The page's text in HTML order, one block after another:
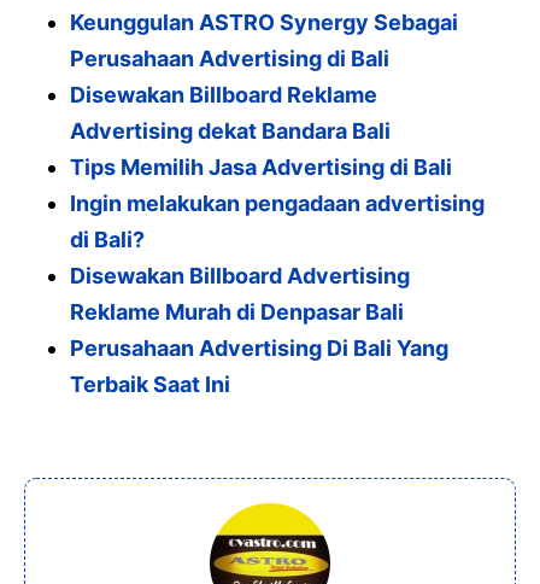
Keunggulan ASTRO Synergy Sebagai
Perusahaan Advertising di Bali
Disewakan Billboard Reklame
Advertising dekat Bandara Bali
Tips Memilih Jasa Advertising di Bali
Ingin melakukan pengadaan advertising
di Bali?
Disewakan Billboard Advertising
Reklame Murah di Denpasar Bali
Perusahaan Advertising Di Bali Yang
Terbaik Saat Ini